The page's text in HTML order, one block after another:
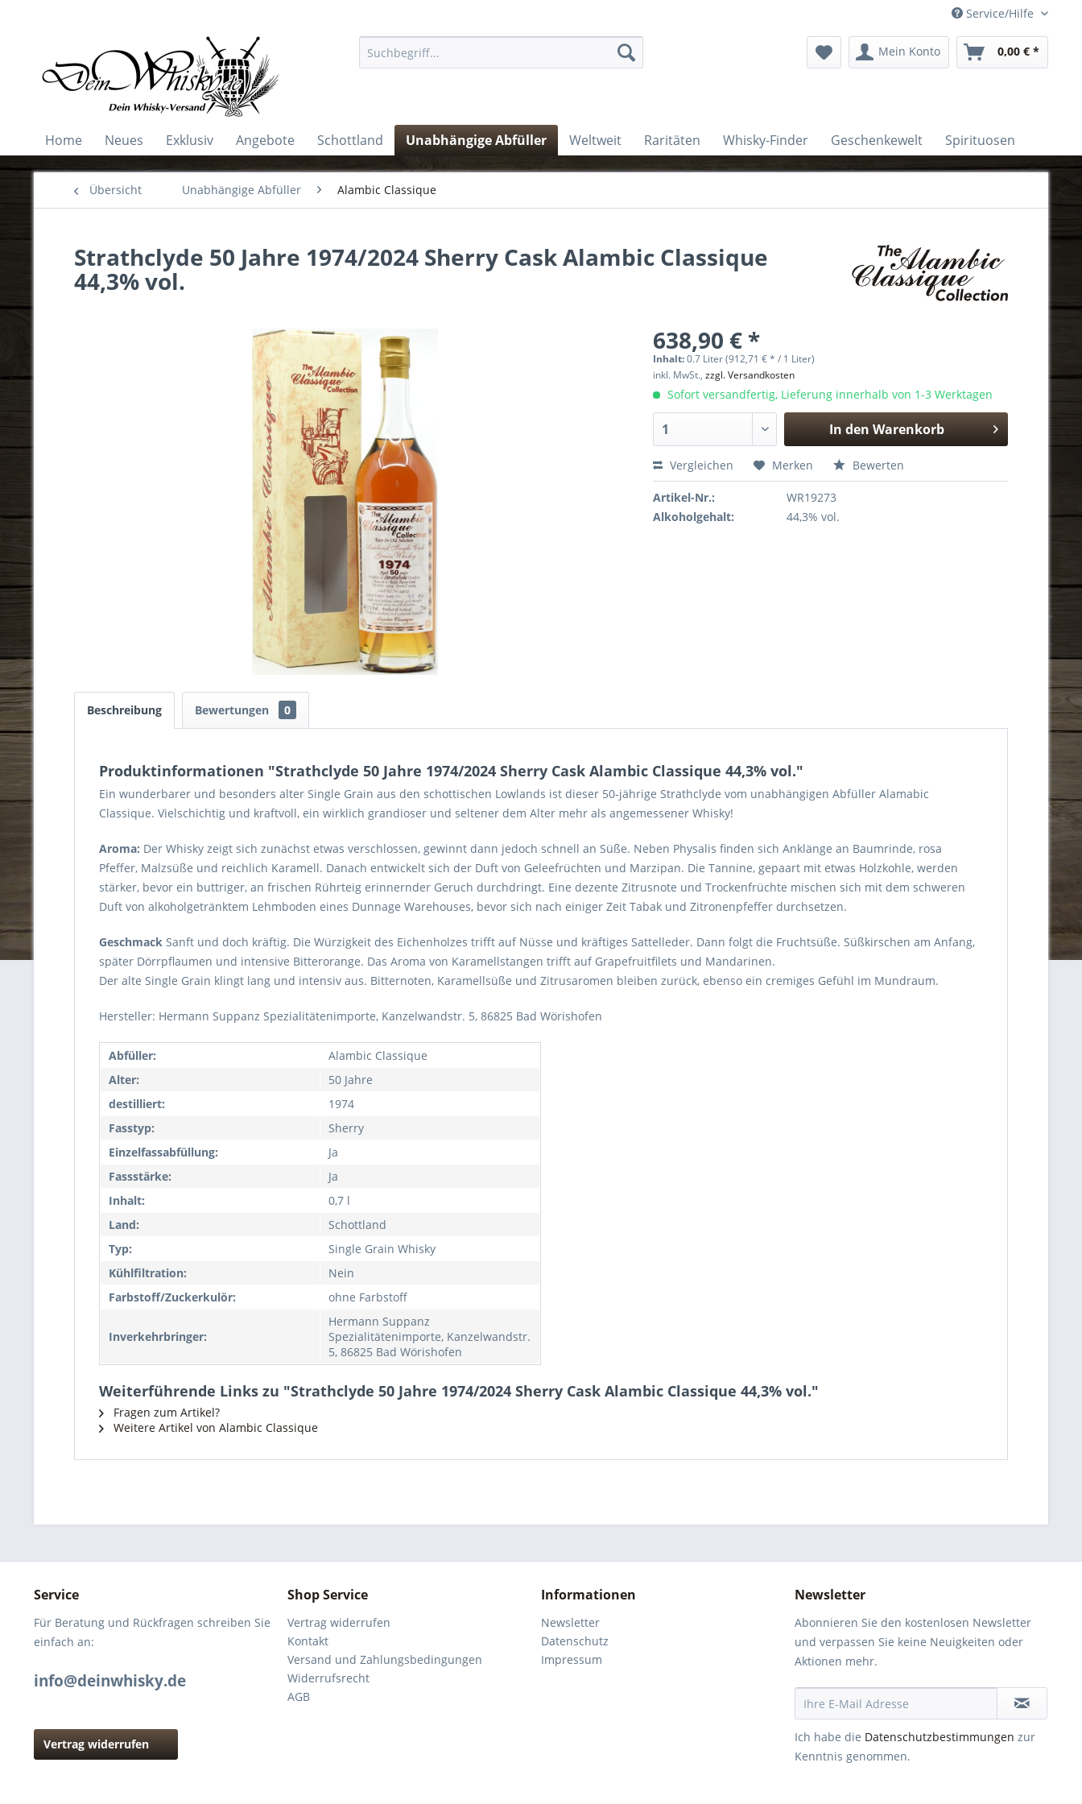
Service/Hilfe
Mein Konto 0,00 € *
Home Neues Exklusiv Angebote Schottland Unabhängige Abfüller Weltweit Raritäten Whisky-Finder Geschenkewelt Spirituosen
Übersicht Unabhängige Abfüller Alambic Classique
Strathclyde 50 Jahre 1974/2024 Sherry Cask Alambic Classique
44,3% vol.
638,90 € *
Inhalt:0.7 Liter (912,71 € * / 1 Liter)
inkl. MwSt.,zzgl. Versandkosten
Sofort versandfertig, Lieferung innerhalb von 1-3 Werktagen
In den Warenkorb
Hinzugefügt
Vergleichen Merken Bewerten
Artikel-Nr.:
WR19273
Alkoholgehalt:
44,3% vol.
Beschreibung Bewertungen 0
Produktinformationen "Strathclyde 50 Jahre 1974/2024 Sherry Cask Alambic Classique 44,3% vol."
Ein wunderbarer und besonders alter Single Grain aus den schottischen Lowlands ist dieser 50-jährige Strathclyde vom unabhängigen Abfüller Alamabic
Classique. Vielschichtig und kraftvoll, ein wirklich grandioser und seltener dem Alter mehr als angemessener Whisky!
Aroma: Der Whisky zeigt sich zunächst etwas verschlossen, gewinnt dann jedoch schnell an Süße. Neben Physalis finden sich Anklänge an Baumrinde, rosa
Pfeffer, Malzsüße und reichlich Karamell. Danach entwickelt sich der Duft von Geleefrüchten und Marzipan. Die Tannine, gepaart mit etwas Holzkohle, werden
stärker, bevor ein buttriger, an frischen Rührteig erinnernder Geruch durchdringt. Eine dezente Zitrusnote und Trockenfrüchte mischen sich mit dem schweren
Duft von alkoholgetränktem Lehmboden eines Dunnage Warehouses, bevor sich nach einiger Zeit Tabak und Zitronenpfeffer durchsetzen.
Geschmack Sanft und doch kräftig. Die Würzigkeit des Eichenholzes trifft auf Nüsse und kräftiges Sattelleder. Dann folgt die Fruchtsüße. Süßkirschen am Anfang,
später Dörrpflaumen und intensive Bitterorange. Das Aroma von Karamellstangen trifft auf Grapefruitfilets und Mandarinen.
Der alte Single Grain klingt lang und intensiv aus. Bitternoten, Karamellsüße und Zitrusaromen bleiben zurück, ebenso ein cremiges Gefühl im Mundraum.
Hersteller: Hermann Suppanz Spezialitätenimporte, Kanzelwandstr. 5, 86825 Bad Wörishofen
Abfüller:
Alambic Classique
Alter:
50 Jahre
destilliert:
1974
Fasstyp:
Sherry
Einzelfassabfüllung:
Ja
Fassstärke:
Ja
Inhalt:
0,7 l
Land:
Schottland
Typ:
Single Grain Whisky
Kühlfiltration:
Nein
Farbstoff/Zuckerkulör:
ohne Farbstoff
Inverkehrbringer:
Hermann Suppanz
Spezialitätenimporte, Kanzelwandstr.
5, 86825 Bad Wörishofen
Weiterführende Links zu "Strathclyde 50 Jahre 1974/2024 Sherry Cask Alambic Classique 44,3% vol."
Fragen zum Artikel?
Weitere Artikel von Alambic Classique
Service
Für Beratung und Rückfragen schreiben Sie
einfach an:
info@deinwhisky.de
Vertrag widerrufen
Shop Service
Vertrag widerrufen
Kontakt
Versand und Zahlungsbedingungen
Widerrufsrecht
AGB
Informationen
Newsletter
Datenschutz
Impressum
Newsletter
Abonnieren Sie den kostenlosen Newsletter
und verpassen Sie keine Neuigkeiten oder
Aktionen mehr.
Ich habe die Datenschutzbestimmungen zur
Kenntnis genommen.